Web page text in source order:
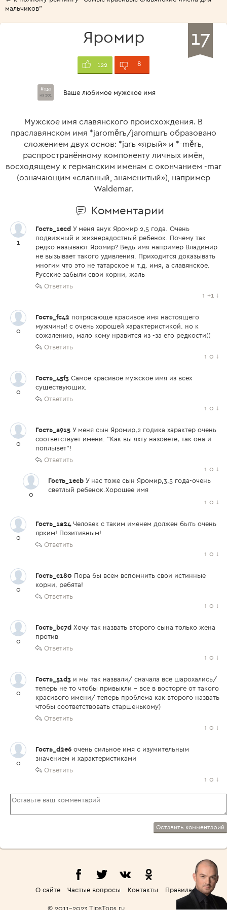
мальчиков"
17
Яромир
122 8
#131
из 201 Ваше любимое мужское имя
Мужское имя славянского происхождения. В
праславянском имя *jaroměrъ/jaromшrъ образовано
сложением двух основ: *jarъ «ярый» и *-měrъ,
распространённому компоненту личных имён,
восходящему к германским именам с окончанием -mar
(означающим «славный, знаменитый»), например
Waldemar.
Комментарии
1
Гость_1ecd У меня внук Яромир 2,5 года. Очень
подвижный и жизнерадостный ребенок. Почему так
редко называют Яромир? Ведь имя например Владимир
не вызывает такого удивления. Приходится доказывать
многим что это не татарское и т.д. имя, а славянское.
Русские забыли свои корни, жаль
Ответить
↑ +1 ↓
0
Гость_fc42 потрясающе красивое имя настоящего
мужчины! с очень хорошей характеристикой. но к
сожалению, мало кому нравится из -за его редкости((
Ответить
↑ 0 ↓
0
Гость_45f3 Самое красивое мужское имя из всех
существующих.
Ответить
↑ 0 ↓
0
Гость_a915 У меня сын Яромир,2 годика характер очень
соответствует имени. "Как вы яхту назовете, так она и
поплывет"!
Ответить
↑ 0 ↓
0
Гость_1ecb У нас тоже сын Яромир,3,5 года-очень
светлый ребенок.Хорошее имя
↑ 0 ↓
0
Гость_1a24Человек с таким именем должен быть очень
ярким! Позитивным!
Ответить
↑ 0 ↓
0
Гость_c180 Пора бы всем вспомнить свои истинные
корни, ребята!
Ответить
↑ 0 ↓
0
Гость_bc7d Хочу так назвать второго сына только жена
против
Ответить
↑ 0 ↓
0
Гость_51d3 и мы так назвали/ сначала все шарохались/
теперь не то чтобы привыкли - все в восторге от такого
красивого имени/ теперь проблема как второго назвать
чтобы соответствовать старшенькому)
Ответить
↑ 0 ↓
0
Гость_d2e6 очень сильное имя с изумительным
значением и характеристиками
Ответить
↑ 0 ↓
Оставить комментарий
О сайте Частые вопросы Контакты Правила
© 2011-2023 TipsTops.ru